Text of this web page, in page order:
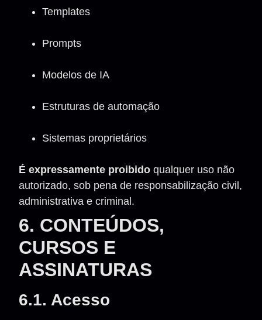
Templates
Prompts
Modelos de IA
Estruturas de automação
Sistemas proprietários
É expressamente proibido qualquer uso não
autorizado, sob pena de responsabilização civil,
administrativa e criminal.
6. CONTEÚDOS,
CURSOS E
ASSINATURAS
6.1. Acesso